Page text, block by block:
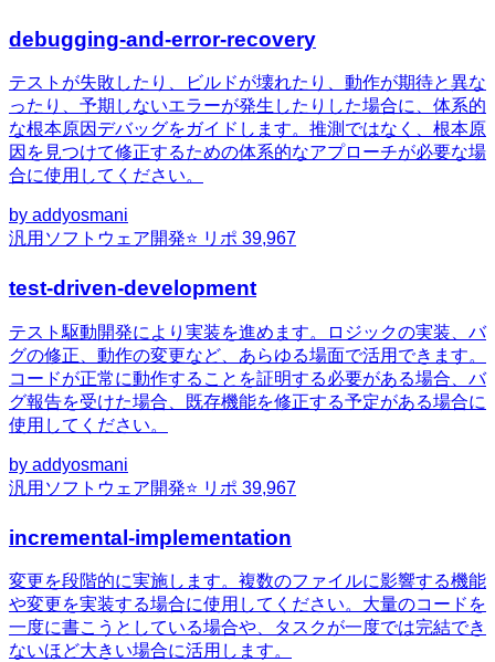
debugging-and-error-recovery
テストが失敗したり、ビルドが壊れたり、動作が期待と異な
ったり、予期しないエラーが発生したりした場合に、体系的
な根本原因デバッグをガイドします。推測ではなく、根本原
因を見つけて修正するための体系的なアプローチが必要な場
合に使用してください。
by addyosmani
汎用 ソフトウェア開発⭐ リポ 39,967
test-driven-development
テスト駆動開発により実装を進めます。ロジックの実装、バ
グの修正、動作の変更など、あらゆる場面で活用できます。
コードが正常に動作することを証明する必要がある場合、バ
グ報告を受けた場合、既存機能を修正する予定がある場合に
使用してください。
by addyosmani
汎用 ソフトウェア開発⭐ リポ 39,967
incremental-implementation
変更を段階的に実施します。複数のファイルに影響する機能
や変更を実装する場合に使用してください。大量のコードを
一度に書こうとしている場合や、タスクが一度では完結でき
ないほど大きい場合に活用します。